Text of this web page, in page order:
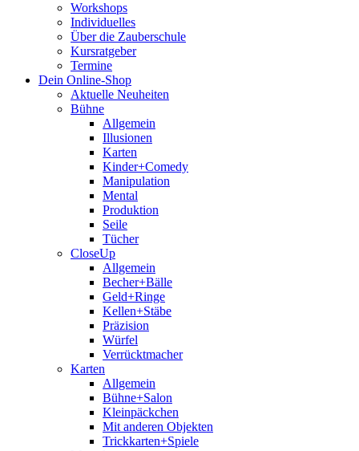
Workshops
Individuelles
Über die Zauberschule
Kursratgeber
Termine
Dein Online-Shop
Aktuelle Neuheiten
Bühne
Allgemein
Illusionen
Karten
Kinder+Comedy
Manipulation
Mental
Produktion
Seile
Tücher
CloseUp
Allgemein
Becher+Bälle
Geld+Ringe
Kellen+Stäbe
Präzision
Würfel
Verrücktmacher
Karten
Allgemein
Bühne+Salon
Kleinpäckchen
Mit anderen Objekten
Trickkarten+Spiele